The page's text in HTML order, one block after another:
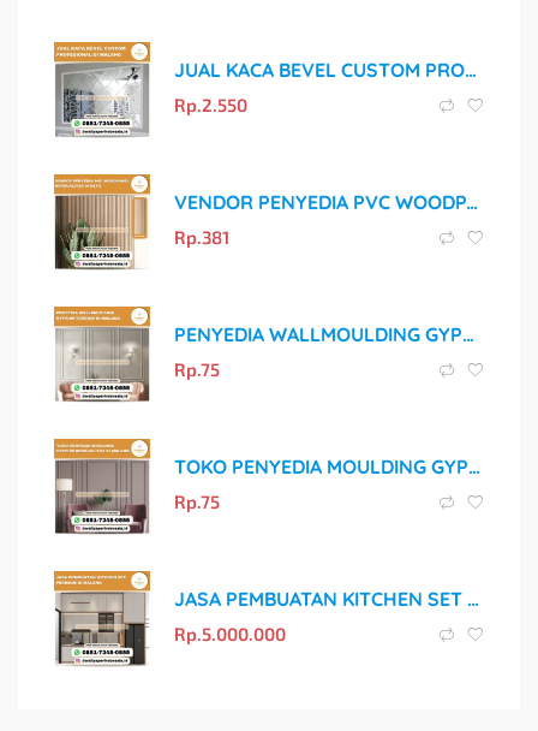
JUAL KACA BEVEL CUSTOM PROFESIONAL DI MALANG
Rp.2.550
VENDOR PENYEDIA PVC WOODPANEL BERKUALITAS DI BATU
Rp.381
PENYEDIA WALLMOULDING GYPSUM TERBAIK DI MALANG
Rp.75
TOKO PENYEDIA MOULDING GYPSUM BERKUALITAS DI MALANG
Rp.75
JASA PEMBUATAN KITCHEN SET PREMIUM DI MALANG
Rp.5.000.000